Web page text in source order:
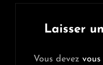
Laisser
Vous devez vous